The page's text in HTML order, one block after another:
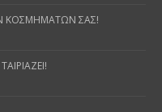
ΚΟΣΜΗΜΆΤΩΝ ΣΑΣ!